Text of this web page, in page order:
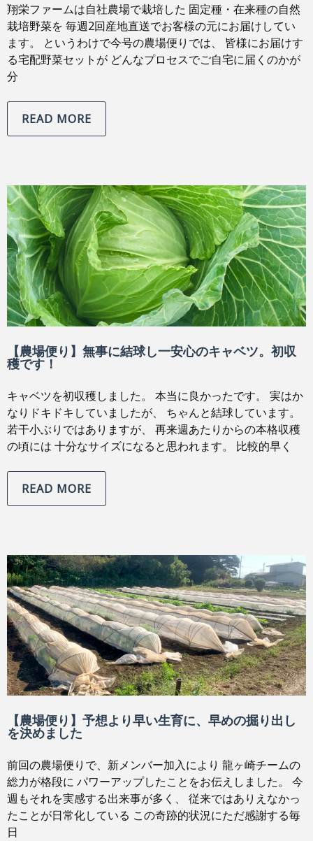
翔栄ファームは自社農場で栽培した 固定種・在来種の自然
栽培野菜を 毎週2回産地直送でお客様の元にお届けしてい
ます。 というわけで今号の農場便りでは、 皆様にお届けす
る宅配野菜セットが どんなプロセスでご自宅に届くのかが
分
READ MORE
【農場便り】無事に結球し一安心のキャベツ。初収
穫です！
キャベツを初収穫しました。 本当に良かったです。 実はか
なりドキドキしていましたが、 ちゃんと結球しています。
若干小ぶりではありますが、 再来週あたりからの本格収穫
の頃には 十分なサイズになると思われます。 比較的早く
READ MORE
【農場便り】予想より早い生育に、早めの掘り出し
を決めました
前回の農場便りで、新メンバー加入により 龍ヶ崎チームの
総力が格段に パワーアップしたことをお伝えしました。 今
週もそれを実感する出来事が多く、 従来ではありえなかっ
たことが日常化している この奇跡的状況にただ感謝する毎
日